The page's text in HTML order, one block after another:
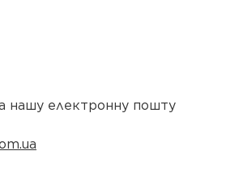
нашу електронну пошту